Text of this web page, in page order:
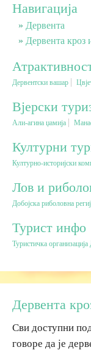
Планински туризам
Бањски туризам
Авантура
Еко туризам
Културни туризам
Гастрономија
Сеоски туризам
Омладински
Навигација
Дервента
Дервента кроз
Дервентски вашар
Вјерски
Али-агина џамија
Културни
Културно-историјски
Лов и
Добојска риболовна
Турист инфо
Туристичка организација
Дервента
Сви доступни
говоре да је